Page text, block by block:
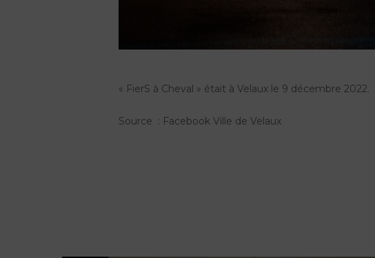
« FierS à Cheval » était à Velaux le 9 décembre 2022.
Source : Facebook Ville de Velaux